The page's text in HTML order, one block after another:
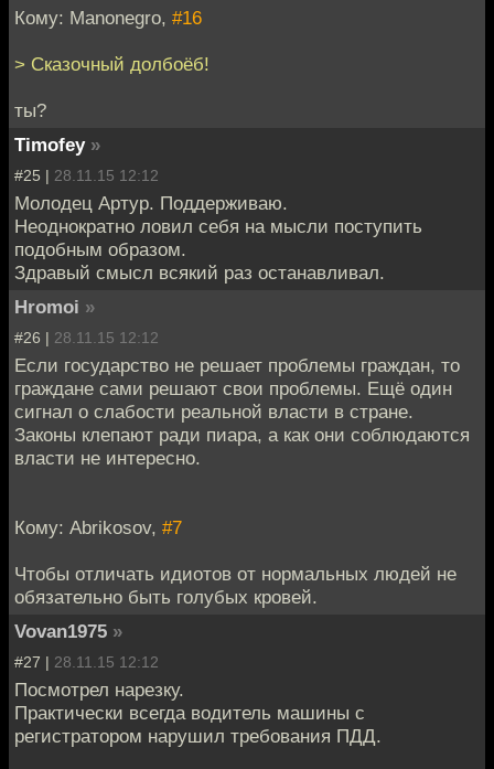
Кому: Manonegro, #16
> Сказочный долбоёб!
ты?
Timofey »
#25 | 28.11.15 12:12
Молодец Артур. Поддерживаю.
Неоднократно ловил себя на мысли поступить
подобным образом.
Здравый смысл всякий раз останавливал.
Hromoi »
#26 | 28.11.15 12:12
Если государство не решает проблемы граждан, то
граждане сами решают свои проблемы. Ещё один
сигнал о слабости реальной власти в стране.
Законы клепают ради пиара, а как они соблюдаются
власти не интересно.
Кому: Abrikosov, #7
Чтобы отличать идиотов от нормальных людей не
обязательно быть голубых кровей.
Vovan1975 »
#27 | 28.11.15 12:12
Посмотрел нарезку.
Практически всегда водитель машины с
регистратором нарушил требования ПДД.